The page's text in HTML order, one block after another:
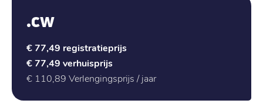
.cw
€ 77,49 registratieprijs
€ 77,49 verhuisprijs
€ 110,89 Verlengingsprijs / jaar